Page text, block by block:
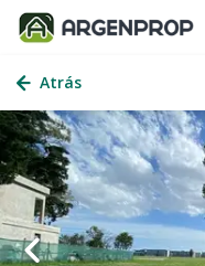
Atrás